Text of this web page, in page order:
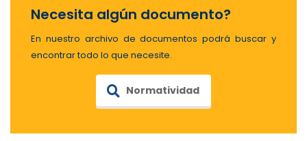
Necesita algún documento?
En nuestro archivo de documentos podrá buscar y
encontrar todo lo que necesite.
Normatividad